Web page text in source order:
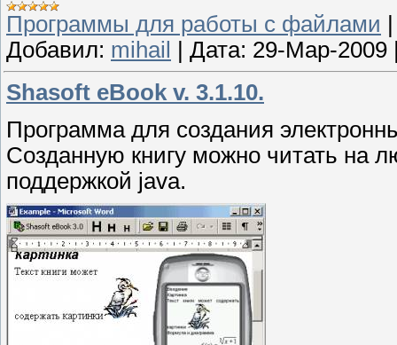
Программы для работы с файлами
Добавил: mihail Дата: 29-Мар-2009
Shasoft eBook v. 3.1.10.
Программа для создания
Созданную книгу можно читать на
поддержкой java.